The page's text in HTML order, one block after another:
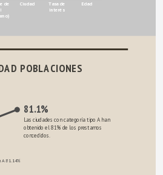
de
Ciudad
Tasa de
interés
Edad
POBLACIONES
A 81.14%
81.1%
Las ciudades con categoría tipo A han
obtenido el 81% de los prestamos
concedidos.